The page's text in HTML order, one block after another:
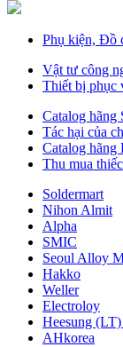
Phụ kiện, Đồ
Vật tư công
Thiết bị phục
Catalog hãng
Tác hại của
Catalog hãng
Thu mua
Soldermart
Nihon Almit
Alpha
SMIC
Seoul Alloy
Hakko
Weller
Electroloy
Heesung
AHkorea